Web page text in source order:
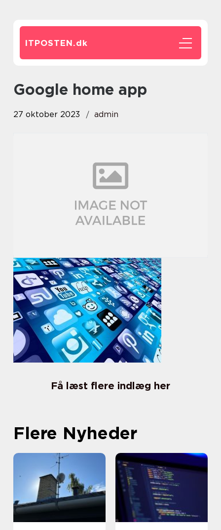
ITPOSTEN.dk
google home app
27 oktober 2023 admin
Få læst flere indlæg her
Flere Nyheder